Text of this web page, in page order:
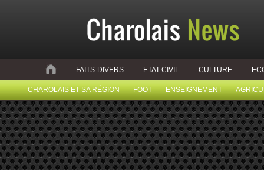
FAITS-DIVERS ETAT CIVIL CULTURE
CHAROLAIS ET SA RÉGION FOOT ENSEIGNEMENT